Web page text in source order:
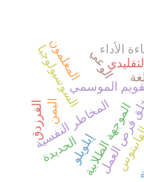
الموسمي
الوعي
الموجهة الطلابية
المخاطر النفسية
السوسيولوجيا
إيلويلوالعمل
الأداء
اليمن
المعلمون
الحديدة
الفرزدق